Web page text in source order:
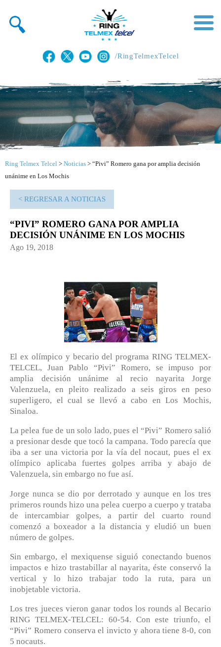
/RingTelmexTelcel
Ring Telmex Telcel > Noticias > “Pivi” Romero gana por amplia decisión
unánime en Los Mochis
< REGRESAR A NOTICIAS
“PIVI” ROMERO GANA POR AMPLIA
DECISIÓN UNÁNIME EN LOS MOCHIS
Ago 19, 2018
El ex olímpico y becario del programa RING TELMEX-
TELCEL, Juan Pablo “Pivi” Romero, se impuso por
amplia decisión unánime al recio nayarita Jorge
Valenzuela, en pleito realizado a seis giros en peso
superligero, el cual se llevó a cabo en Los Mochis,
Sinaloa.
La pelea fue de un solo lado, pues el “Pivi” Romero salió
a presionar desde que tocó la campana. Todo parecía que
iba a ser una victoria por la vía del nocaut, pues el ex
olímpico aplicaba fuertes golpes arriba y abajo de
Valenzuela, sin embargo no fue así.
Jorge nunca se dio por derrotado y aunque en los tres
primeros rounds hizo una pelea cuerpo a cuerpo y trataba
de intercambiar golpes, a partir del cuarto round
comenzó a boxeador a la distancia y eludió un buen
número de golpes.
Sin embargo, el mexiquense siguió conectando buenos
impactos e hizo trastabillar al nayarita, éste conservó la
vertical y lo hizo trabajar todo la ruta, para un
inobjetable victoria.
Los tres jueces vieron ganar todos los rounds al Becario
RING TELMEX-TELCEL: 60-54. Con este triunfo, el
“Pivi” Romero conserva el invicto y ahora tiene 8-0, con
5 nocauts.